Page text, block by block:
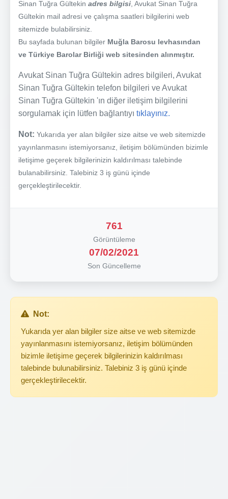
Sinan Tuğra Gültekin adres bilgisi , Avukat Sinan Tuğra
Gültekin mail adresi ve çalışma saatleri bilgilerini web
sitemizde bulabilirsiniz.
Bu sayfada bulunan bilgiler Muğla Barosu levhasından
ve Türkiye Barolar Birliği web sitesinden alınmıştır.
Avukat Sinan Tuğra Gültekin adres bilgileri, Avukat
Sinan Tuğra Gültekin telefon bilgileri ve Avukat
Sinan Tuğra Gültekin 'ın diğer iletişim bilgilerini
sorgulamak için lütfen bağlantıyı tıklayınız.
Not: Yukarıda yer alan bilgiler size aitse ve web sitemizde
yayınlanmasını istemiyorsanız, iletişim bölümünden bizimle
iletişime geçerek bilgilerinizin kaldırılması talebinde
bulanabilirsiniz. Talebiniz 3 iş günü içinde
gerçekleştirilecektir.
761
Görüntüleme
07/02/2021
Son Güncelleme
Not:
Yukarıda yer alan bilgiler size aitse ve web sitemizde
yayınlanmasını istemiyorsanız, iletişim bölümünden
bizimle iletişime geçerek bilgilerinizin kaldırılması
talebinde bulunabilirsiniz. Talebiniz 3 iş günü içinde
gerçekleştirilecektir.